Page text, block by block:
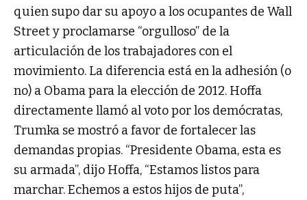
quien supo dar su apoyo a los ocupantes de Wall
Street y proclamarse “orgulloso” de la
articulación de los trabajadores con el
movimiento. La diferencia está en la adhesión (o
no) a Obama para la elección de 2012. Hoffa
directamente llamó al voto por los demócratas,
Trumka se mostró a favor de fortalecer las
demandas propias. “Presidente Obama, esta es
su armada”, dijo Hoffa, “Estamos listos para
marchar. Echemos a estos hijos de puta”,